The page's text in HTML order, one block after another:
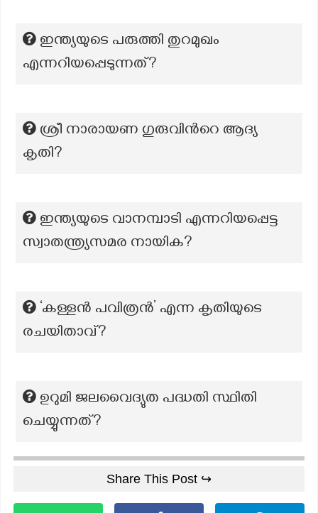
ഇന്ത്യയുടെ പരുത്തി തുറമുഖം
എന്നറിയപ്പെടുന്നത്?
ശ്രീ നാരായണ ഗുരുവിൻറെ ആദ്യ
കൃതി?
ഇന്ത്യയുടെ വാനമ്പാടി എന്നറിയപ്പെട്ട
സ്വാതന്ത്ര്യസമര നായിക?
‘കള്ളൻ പവിത്രൻ’ എന്ന കൃതിയുടെ
രചയിതാവ്?
ഉറുമി ജലവൈദ്യുത പദ്ധതി സ്ഥിതി
ചെയ്യുന്നത്?
Share This Post ↪